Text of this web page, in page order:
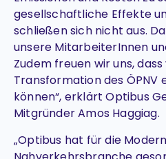
gesellschaftliche Effekte
schließen sich nicht aus.
unsere MitarbeiterInnen
Zudem freuen wir uns,
Transformation des ÖPNV
können“, erklärt Optibus
Mitgründer Amos Haggiag.
„Optibus hat für die